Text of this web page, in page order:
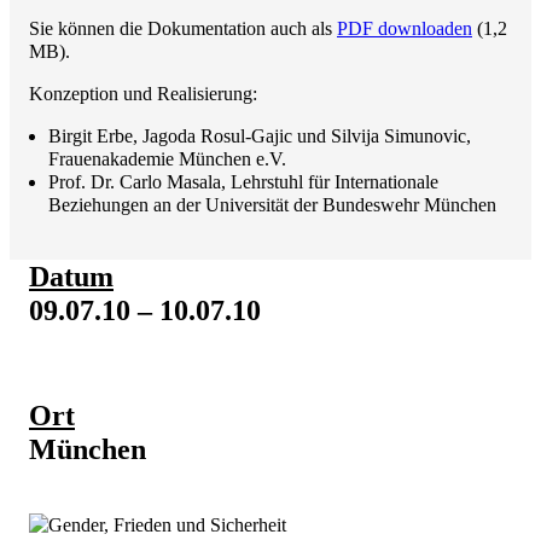
Sie können die Dokumentation auch als PDF downloaden (1,2
MB).
Konzeption und Realisierung:
Birgit Erbe, Jagoda Rosul-Gajic und Silvija Simunovic,
Frauenakademie München e.V.
Prof. Dr. Carlo Masala, Lehrstuhl für Internationale
Beziehungen an der Universität der Bundeswehr München
Datum
09.07.10 – 10.07.10
Ort
München